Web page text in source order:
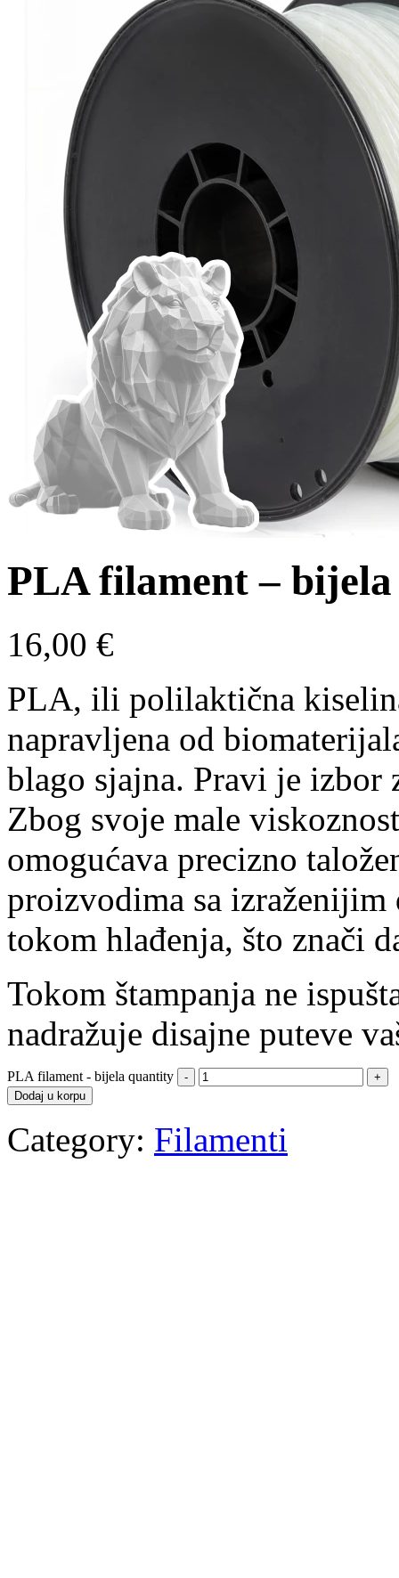
PLA filament – bijela
16,00 €
PLA, ili polilaktična
napravljena od
blago sjajna. Pravi je izbor
Zbog svoje male
omogućava precizno
proizvodima sa
tokom hlađenja, što znači
Tokom štampanja ne
nadražuje disajne puteve
PLA filament - bijela quantity
Dodaj u korpu
Category: Filamenti